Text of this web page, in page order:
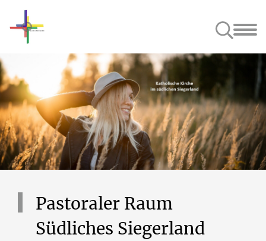
Unsere Kirchen
Pastoraler Raum
Südliches Siegerland